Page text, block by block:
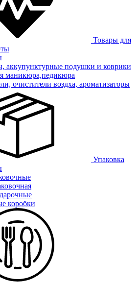
Товары для
аккупунктурные подушки и коврики
маникюра,педикюра
очистители воздха, ароматизаторы
Упаковка
коробки